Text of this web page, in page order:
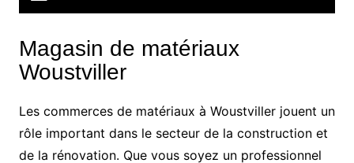
Magasin de matériaux
Woustviller
Les commerces de matériaux à Woustviller jouent un
rôle important dans le secteur de la construction et
de la rénovation. Que vous soyez un professionnel